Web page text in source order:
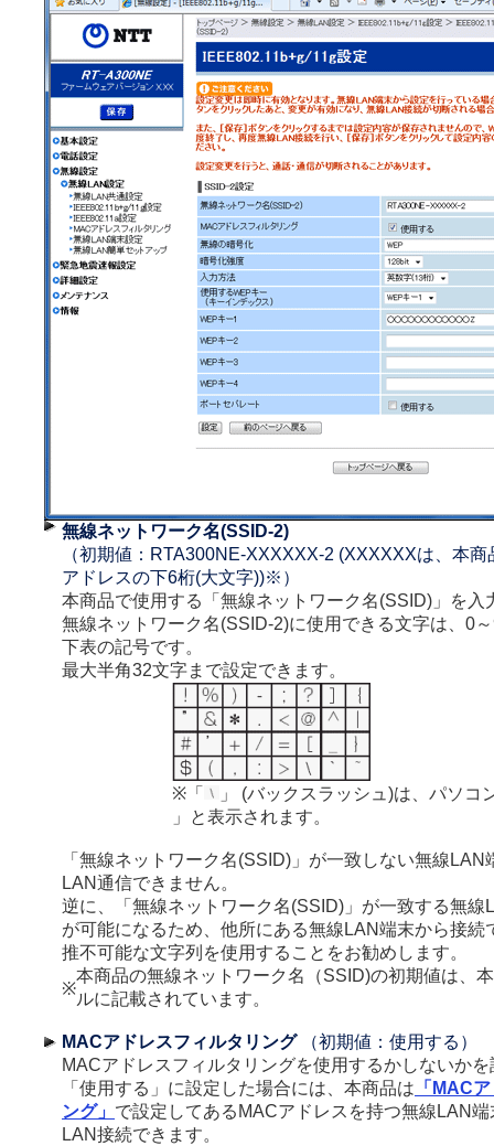
無線ネットワーク名(SSID-2)
（初期値：RTA300NE-XXXXXX-2 (XXXXXXは、本
アドレスの下6桁(大文字))※）
本商品で使用する「無線ネットワーク名(SSID)」を入
無線ネットワーク名(SSID-2)に使用できる文字は、0
下表の記号です。
最大半角32文字まで設定できます。
※「
」 (バックスラッシュ)は、パソコ
」と表示されます。
「無線ネットワーク名(SSID)」が一致しない無線LAN
LAN通信できません。
逆に、「無線ネットワーク名(SSID)」が一致する無線
が可能になるため、他所にある無線LAN端末から接続
推不可能な文字列を使用することをお勧めします。
※
本商品の無線ネットワーク名（SSID)の初期値は、
ルに記載されています。
MACアドレスフィルタリング（初期値：使用する）
MACアドレスフィルタリングを使用するかしないか
「使用する」に設定した場合には、本商品は 「MAC
ング」 で設定してあるMACアドレスを持つ無線LAN
LAN接続できます。